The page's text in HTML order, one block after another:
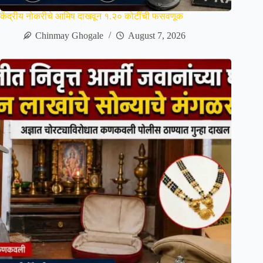
केंद्रीय नोकरीचे आमिष दाखवून १.२० कोटींची फसवणूक
Chinmay Ghogale
August 7, 2026